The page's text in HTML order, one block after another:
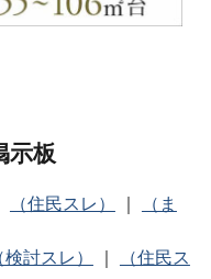
示板
（住民スレ） ｜
（ま
討スレ）
｜
（住民ス